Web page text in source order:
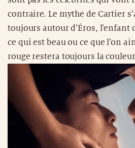
contraire. Le mythe de Cartier
toujours autour d’Éros, l’enfant
ce qui est beau ou ce que l’on
rouge restera toujours la